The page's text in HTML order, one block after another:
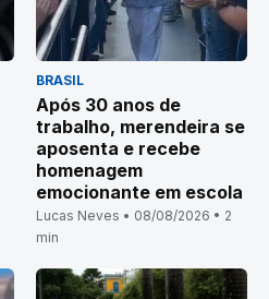
BRASIL
Após 30 anos de
trabalho, merendeira se
aposenta e recebe
homenagem
emocionante em escola
Lucas Neves • 08/08/2026 • 2
min